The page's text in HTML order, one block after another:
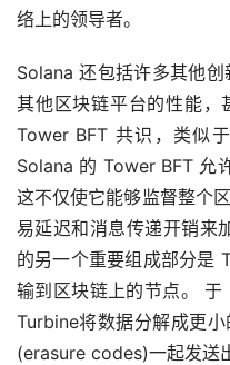
络上的领导者。
Solana 还包括许多其他
其他区块链平台的性能
Tower BFT 共识，类似
Solana 的 Tower BFT 允
这不仅使它能够监督整个
易延迟和消息传递开销来
的另一个重要组成部分是
输到区块链上的节点。 于
Turbine将数据分解成更
(erasure codes)一起发送